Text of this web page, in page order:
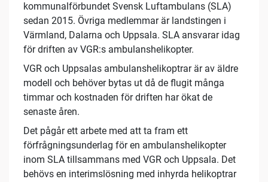
kommunalförbundet Svensk Luftambulans (SLA)
sedan 2015. Övriga medlemmar är landstingen i
Värmland, Dalarna och Uppsala. SLA ansvarar idag
för driften av VGR:s ambulanshelikopter.
VGR och Uppsalas ambulanshelikoptrar är av äldre
modell och behöver bytas ut då de flugit många
timmar och kostnaden för driften har ökat de
senaste åren.
Det pågår ett arbete med att ta fram ett
förfrågningsunderlag för en ambulanshelikopter
inom SLA tillsammans med VGR och Uppsala. Det
behövs en interimslösning med inhyrda helikoptrar